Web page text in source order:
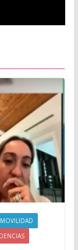
MOVILIDAD